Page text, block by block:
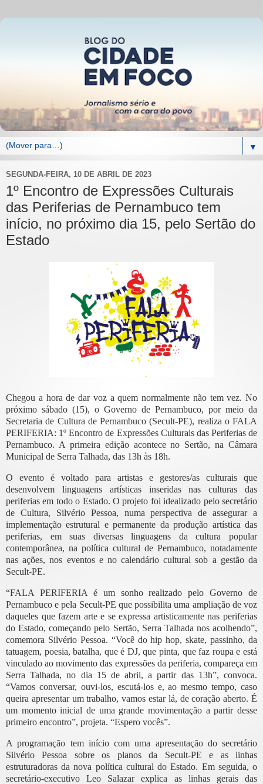
▼
SEGUNDA-FEIRA, 10 DE ABRIL DE 2023
1º Encontro de Expressões Culturais
das Periferias de Pernambuco tem
início, no próximo dia 15, pelo Sertão do
Estado
Chegou a hora de dar voz a quem normalmente não tem vez. No
próximo sábado (15), o Governo de Pernambuco, por meio da
Secretaria de Cultura de Pernambuco (Secult-PE), realiza o FALA
PERIFERIA: 1º Encontro de Expressões Culturais das Periferias de
Pernambuco. A primeira edição acontece no Sertão, na Câmara
Municipal de Serra Talhada, das 13h às 18h.
O evento é voltado para artistas e gestores/as culturais que
desenvolvem linguagens artísticas inseridas nas culturas das
periferias em todo o Estado. O projeto foi idealizado pelo secretário
de Cultura, Silvério Pessoa, numa perspectiva de assegurar a
implementação estrutural e permanente da produção artística das
periferias, em suas diversas linguagens da cultura popular
contemporânea, na política cultural de Pernambuco, notadamente
nas ações, nos eventos e no calendário cultural sob a gestão da
Secult-PE.
“FALA PERIFERIA é um sonho realizado pelo Governo de
Pernambuco e pela Secult-PE que possibilita uma ampliação de voz
daqueles que fazem arte e se expressa artisticamente nas periferias
do Estado, começando pelo Sertão, Serra Talhada nos acolhendo”,
comemora Silvério Pessoa. “Você do hip hop, skate, passinho, da
tatuagem, poesia, batalha, que é DJ, que pinta, que faz roupa e está
vinculado ao movimento das expressões da periferia, compareça em
Serra Talhada, no dia 15 de abril, a partir das 13h”, convoca.
“Vamos conversar, ouvi-los, escutá-los e, ao mesmo tempo, caso
queira apresentar um trabalho, vamos estar lá, de coração aberto. É
um momento inicial de uma grande movimentação a partir desse
primeiro encontro”, projeta. “Espero vocês”.
A programação tem início com uma apresentação do secretário
Silvério Pessoa sobre os planos da Secult-PE e as linhas
estruturadoras da nova política cultural do Estado. Em seguida, o
secretário-executivo Leo Salazar explica as linhas gerais das